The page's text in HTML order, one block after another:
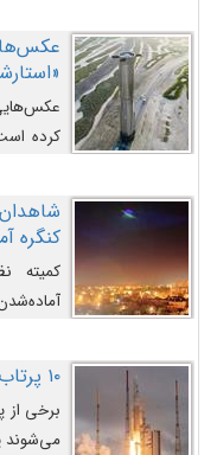
کرده
کنگره
کمیته
در۱۰ پرتاب برتر موشک آریان ۵ در تمام ادوار
برخی از
می‌شوند